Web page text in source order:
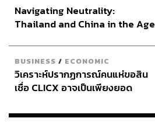
Navigating Neutrality:
Thailand and China in the Age
BUSINESS / ECONOMIC
วิเคราะห์ปรากฏการณ์คนแห่ขอสิน
เชื่อ CLICX อาจเป็นเพียงยอด
เรือนไทยที่ถูกซุกไว้